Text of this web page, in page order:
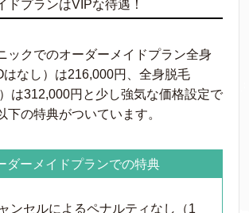
ドプランはVIPな待遇！
ックでのオーダーメイドプラン全身
はなし）は216,000円、全身脱毛
）は312,000円と少し強気な価格設定で
下の特典がついています。
ダーメイドプランでの特典
ンセルによるペナルティなし（1